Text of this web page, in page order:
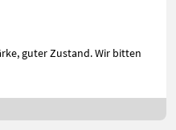
Zustand. Wir bitten